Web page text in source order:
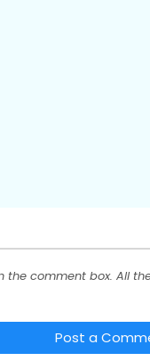
comment box. All
Post a